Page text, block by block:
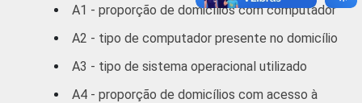
A1 - proporção de domicílios com computador
A2 - tipo de computador presente no domicílio
A3 - tipo de sistema operacional utilizado
A4 - proporção de domicílios com acesso à